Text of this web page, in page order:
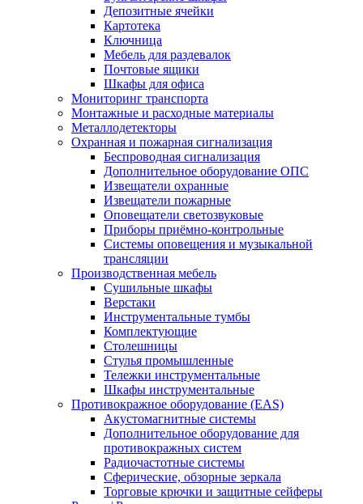
Депозитные ячейки
Картотека
Ключница
Мебель для раздевалок
Почтовые ящики
Шкафы для офиса
Мониторинг транспорта
Монтажные и расходные материалы
Металлодетекторы
Охранная и пожарная сигнализация
Беспроводная сигнализация
Дополнительное оборудование ОПС
Извещатели охранные
Извещатели пожарные
Оповещатели светозвуковые
Приборы приёмно-контрольные
Системы оповещения и музыкальной
трансляции
Производственная мебель
Cушильные шкафы
Верстаки
Инструментальные тумбы
Комплектующие
Столешницы
Стулья промышленные
Тележки инструментальные
Шкафы инструментальные
Противокражное оборудование (EAS)
Акустомагнитные системы
Дополнительное оборудование для
противокражных систем
Радиочастотные системы
Сферические, обзорные зеркала
Торговые крючки и защитные сейферы